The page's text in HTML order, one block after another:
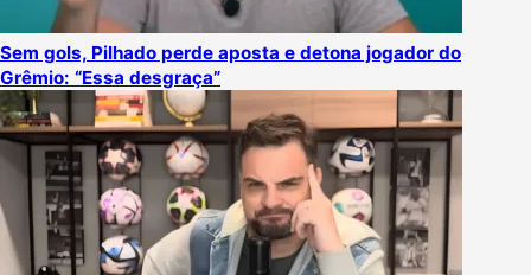
Sem gols, Pilhado perde aposta e detona jogador do
Grêmio: “Essa desgraça”